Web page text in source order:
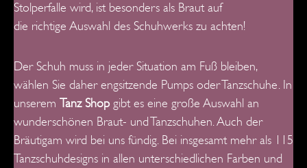
Stolperfalle wird, ist besonders als Braut auf
die richtige Auswahl des Schuhwerks zu achten!
Der Schuh muss in jeder Situation am Fuß bleiben,
wählen Sie daher engsitzende Pumps oder Tanzschuhe. In
unserem Tanz Shop gibt es eine große Auswahl an
wunderschönen Braut- und Tanzschuhen. Auch der
Bräutigam wird bei uns fündig. Bei insgesamt mehr als 115
Tanzschuhdesigns in allen unterschiedlichen Farben und